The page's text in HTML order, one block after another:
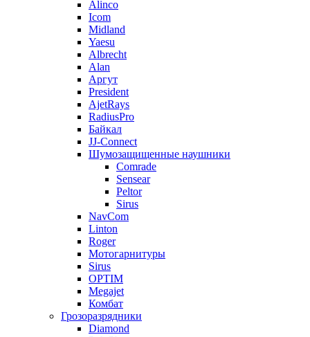
Alinco
Icom
Midland
Yaesu
Albrecht
Alan
Аргут
President
AjetRays
RadiusPro
Байкал
JJ-Connect
Шумозащищенные наушники
Comrade
Sensear
Peltor
Sirus
NavCom
Linton
Roger
Мотогарнитуры
Sirus
OPTIM
Megajet
Комбат
Грозоразрядники
Diamond